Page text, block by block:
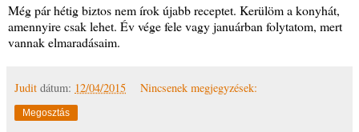
Még pár hétig biztos nem írok újabb receptet. Kerülöm a konyhát,
amennyire csak lehet. Év vége fele vagy januárban folytatom, mert
vannak elmaradásaim.
Judit dátum: 12/04/2015 Nincsenek megjegyzések:
Megosztás